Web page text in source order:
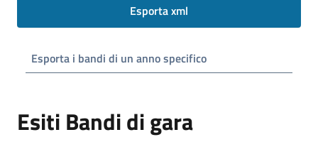
Esporta xml
Esporta i bandi di un anno specifico
Esiti Bandi di gara